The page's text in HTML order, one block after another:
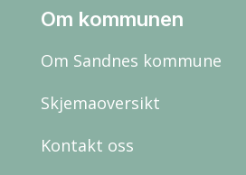
Om kommunen
Om Sandnes kommune
Skjemaoversikt
Kontakt oss